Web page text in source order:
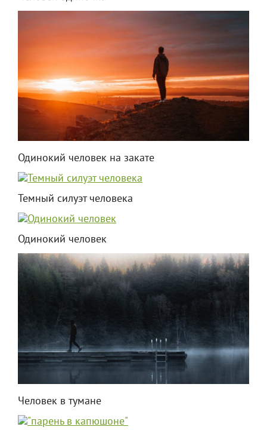
Одинокий человек на закате
Темный силуэт человека
Одинокий человек
Человек в тумане